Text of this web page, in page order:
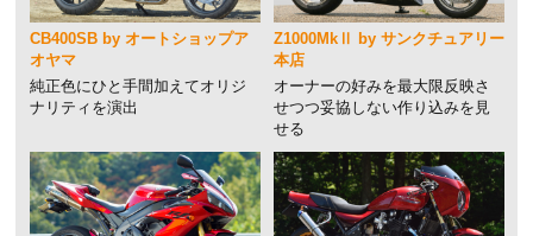
CB400SB by オートショップア
オヤマ
純正色にひと手間加えてオリジ
ナリティを演出
Z1000MkⅡ by サンクチュアリー
本店
オーナーの好みを最大限反映さ
せつつ妥協しない作り込みを見
せる